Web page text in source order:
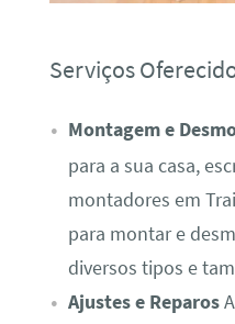
Serviços
Montagem e
para a sua casa,
montadores em
para montar e
diversos tipos e
Ajustes e Reparos